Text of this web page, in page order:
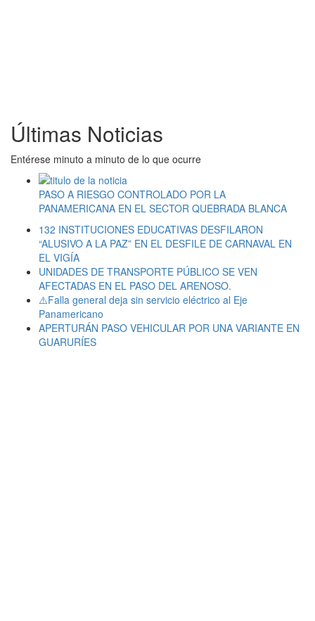
Últimas Noticias
Entérese minuto a minuto de lo que ocurre
PASO A RIESGO CONTROLADO POR LA
PANAMERICANA EN EL SECTOR QUEBRADA BLANCA
132 INSTITUCIONES EDUCATIVAS DESFILARON
“ALUSIVO A LA PAZ” EN EL DESFILE DE CARNAVAL EN
EL VIGÍA
UNIDADES DE TRANSPORTE PÚBLICO SE VEN
AFECTADAS EN EL PASO DEL ARENOSO.
⚠️Falla general deja sin servicio eléctrico al Eje
Panamericano
APERTURÁN PASO VEHICULAR POR UNA VARIANTE EN
GUARURÍES